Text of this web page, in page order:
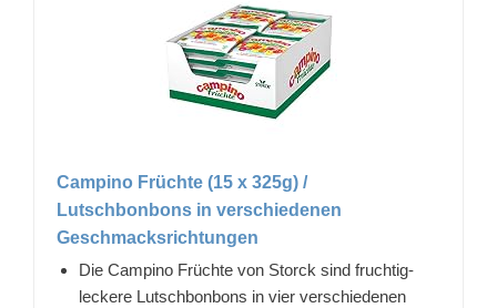
Campino Früchte (15 x 325g) /
Lutschbonbons in verschiedenen
Geschmacksrichtungen
Die Campino Früchte von Storck sind fruchtig-
leckere Lutschbonbons in vier verschiedenen